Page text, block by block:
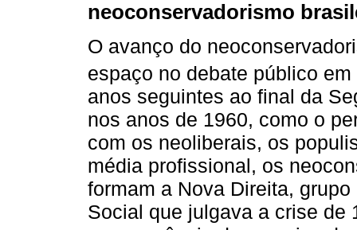
neoconservadorismo
O avanço do
espaço no debate público
anos seguintes ao final da
nos anos de 1960, como o
com os neoliberais, os
média profissional, os
formam a Nova Direita,
Social que julgava a crise de